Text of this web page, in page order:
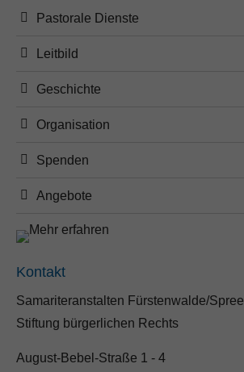
Pastorale Dienste
Leitbild
Geschichte
Organisation
Spenden
Angebote
Kontakt
Samariteranstalten Fürstenwalde/Spree
Stiftung bürgerlichen Rechts
August-Bebel-Straße 1 - 4